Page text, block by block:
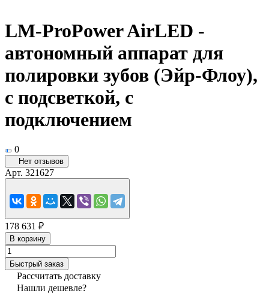
LM-ProPower AirLED -
автономный аппарат для
полировки зубов (Эйр-Флоу),
с подсветкой, с
подключением
0
Нет отзывов
Арт. 321627
178 631 ₽
В корзину
Быстрый заказ
Рассчитать доставку
Нашли дешевле?